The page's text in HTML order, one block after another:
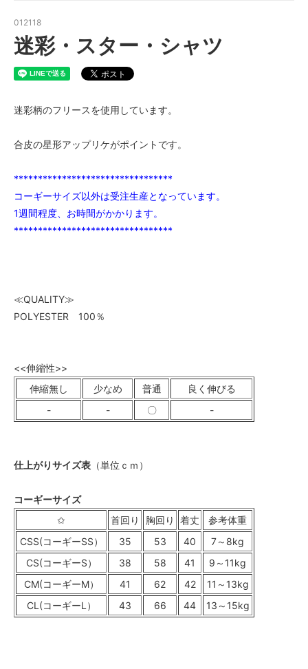
012118
迷彩・スター・シャツ
迷彩柄のフリースを使用しています。
合皮の星形アップリケがポイントです。
*********************************
コーギーサイズ以外は受注生産となっています。
1週間程度、お時間がかかります。
*********************************
≪QUALITY≫
POLYESTER 100％
<<伸縮性>>
伸縮無し
少なめ 普通
良く伸びる
-
- 〇 -
仕上がりサイズ表 （単位ｃｍ）
コーギーサイズ
✩
首回り 胸回り 着丈
参考体重
CSS(コーギーSS）
35 53 40
7～8kg
CS(コーギーS）
38 58 41
9～11kg
CM(コーギーM）
41 62 42
11～13kg
CL(コーギーL）
43 66 44 13～15kg